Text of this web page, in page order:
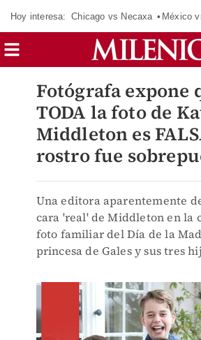
Hoy interesa: Chicago vs Necaxa México
Fotógrafa expone
TODA la foto de
Middleton es
rostro fue
Una editora aparentemente
cara 'real' de Middleton en la
foto familiar del Día de la
princesa de Gales y sus tres